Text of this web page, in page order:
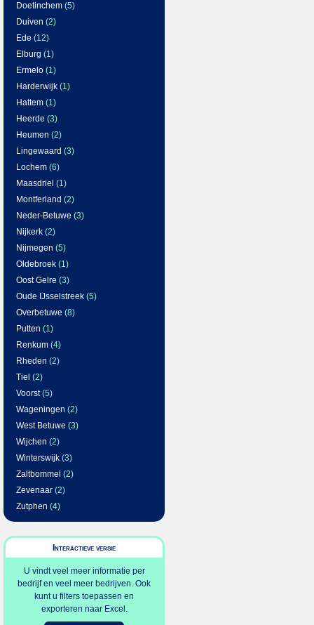
Doetinchem (5)
Duiven (2)
Ede (12)
Elburg (1)
Ermelo (1)
Harderwijk (1)
Hattem (1)
Heerde (3)
Heumen (2)
Lingewaard (3)
Lochem (6)
Maasdriel (1)
Montferland (2)
Neder-Betuwe (3)
Nijkerk (2)
Nijmegen (5)
Oldebroek (1)
Oost Gelre (3)
Oude IJsselstreek (5)
Overbetuwe (8)
Putten (1)
Renkum (4)
Rheden (2)
Tiel (2)
Voorst(5)
Wageningen (2)
West Betuwe (3)
Wijchen (2)
Winterswijk (3)
Zaltbommel (2)
Zevenaar (2)
Zutphen (4)
Interactieve versie
U vindt veel meer informatie per
bedrijf en veel meer bedrijven. Ook
kunt u filters toepassen en
exporteren naar Excel.